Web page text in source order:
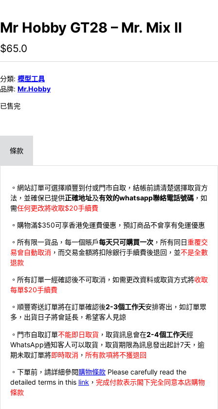
Mr Hobby GT28 – Mr. Mix II
$65.0
分類: 模型工具
品牌: Mr.Hobby
已售完
條款
。網站訂單可選擇順豐到付或門市自取，結帳前請清楚選擇取貨方
法，並確保已提供正確地址及有效的whatsapp聯絡電話號碼 ，如
需任何更改將收取$20手續費
。購物滿$350可享香港免運費優惠，預訂商品不會享有免運優惠
。所有限一貨品，每一個賬戶每天只可購買一次 ，所有同日重覆交
易會自動取消 ，而交易金額將扣除銀行手續費後退回，並不是全數
退款
。所有訂單一經確認後不可取消，如需更改資料或取貨方式將收取
每單$20手續費
。順豐寄送訂單將在訂單確認後2-3個工作天安排寄出，如訂單眾
多，出貨日子將會延長，希望客人見諒
。門市自取訂單不能即日取貨 ，取貨訊息會在2-4個工作天經
WhatsApp通知客人可以取貨，取貨期限為訊息發出起計7天，逾
期未取訂單將即時取消 ， 所有款項將不獲退回
。下單前，請詳細參閱購物條款 Please carefully read the
detailed terms in this link ， 完成付款表示閣下完全同意本店購物
條款